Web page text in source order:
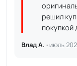
решил
покупкой
Влад А. · июль